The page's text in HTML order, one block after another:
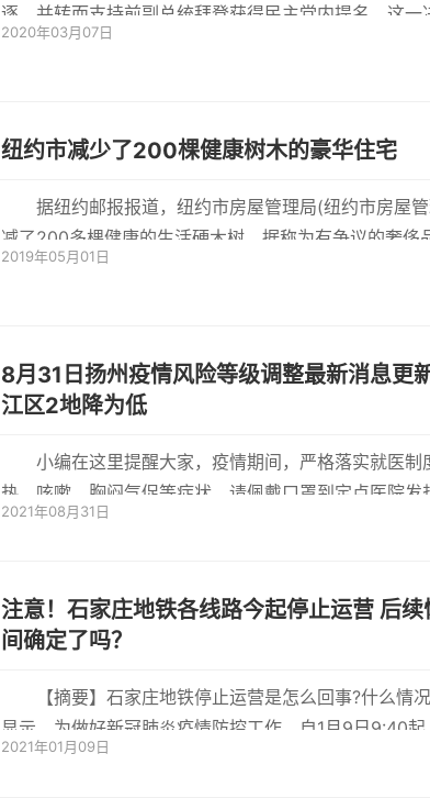
逐，并转而支持前副总统拜登获得民主党内提名。这一
就遭到了...
2020年03月07日
纽约市减少了200棵健康树木的豪华住宅
据纽约邮报报道，纽约市房屋管理局(纽约市房屋
减了200多棵健康的生活硬木树，据称为有争议的奢侈
位。建设市场
2019年05月01日
8月31日扬州疫情风险等级调整最新消息更
江区2地降为低
小编在这里提醒大家，疫情期间，严格落实就医制
热、咳嗽、胸闷气促等症状，请佩戴口罩到定点医院发
不要到普通...
2021年08月31日
注意！石家庄地铁各线路今起停止运营 后续恢复运营时
间确定了吗？
【摘要】石家庄地铁停止运营是怎么回事?什么情
显示，为做好新冠肺炎疫情防控工作，自1月9日9:40起
各线路停止运营
2021年01月09日